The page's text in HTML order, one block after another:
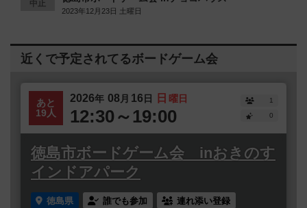
中止
2023年12月23日 土曜日
近くで予定されてるボードゲーム会
あと
19人
2026年 08 月 16日 日 曜日
12:30～19:00
1
0
徳島市ボードゲーム会 inおきのす
インドアパーク
徳島県 誰でも参加 連れ添い登録